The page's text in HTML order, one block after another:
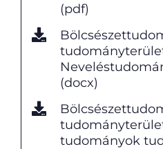
(pdf)
(docx)
tudományok